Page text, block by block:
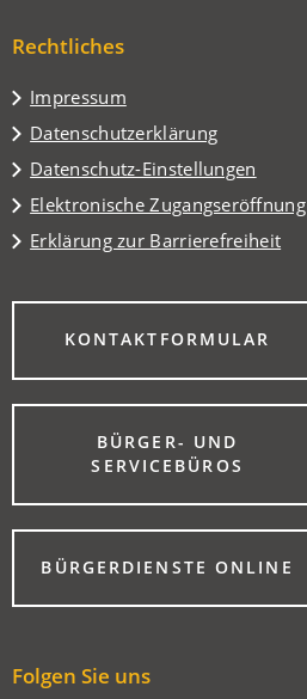
Tab)
neuen
Rechtliches
Impressum
Datenschutzerklärung
Datenschutz-Einstellungen
Elektronische Zugangseröffnung
Erklärung zur Barrierefreiheit
KONTAKTFORMULAR
(ÖFFNET
EINEM
NEUEN
BÜRGER- UND
SERVICEBÜROS
(ÖFFNET
EINEM
NEUEN
TAB)BÜRGERDIENSTE ONLINE
(ÖFFNET
EINEM
Folgen Sie uns